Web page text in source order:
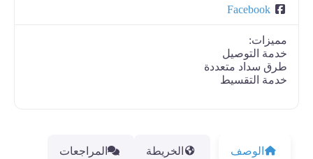
Facebook
مميزات:
خدمة التوصيل
طرق سداد متعددة
خدمة التقسيط
الوصف الخريطة المراجعات